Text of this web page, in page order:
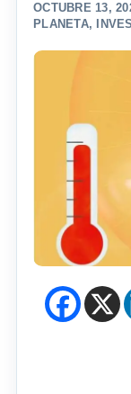
OCTUBRE 13,
PLANETA,